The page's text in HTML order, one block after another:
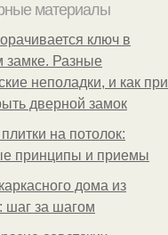
материалы
ключ в
замке. Разные
неполадки, и как при
дверной замок
на потолок:
принципы и приемы
дома из
шаг за шагом